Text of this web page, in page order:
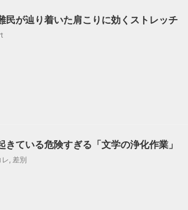
民が辿り着いた肩こりに効くストレッチ
きている危険すぎる「文学の浄化作業」
, 差別